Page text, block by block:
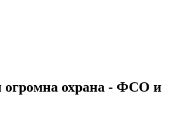
огромна охрана - ФСО и